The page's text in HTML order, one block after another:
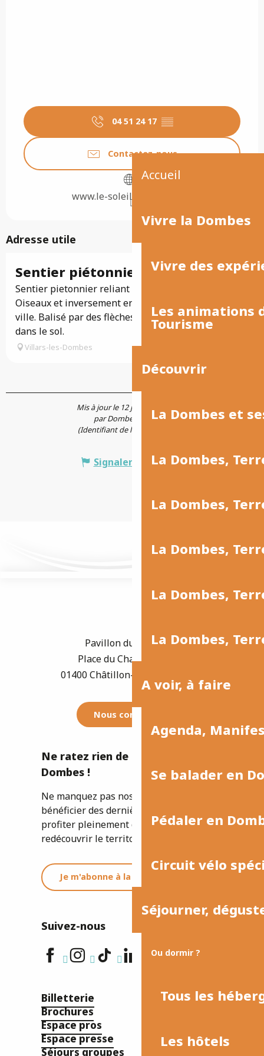
Accueil
Vivre la Dombes
Vivre des
Les animations
Tourisme
Découvrir
La Dombes et
La Dombes,
La Dombes,
La Dombes,
La Dombes,
La Dombes,
A voir, à faire
Agenda,
Se balader en
Pédaler en
Circuit vélo
Séjourner,
Ou dormir ?
Tous les
Les hôtels
04 51 24 17 ▒▒
Contactez-nous
www.le-soleil-restaurant.fr
Adresse utile
Sentier piétonnier Pierre Poivre
Sentier pietonnier reliant la gare SNCF au Parc des
Oiseaux et inversement en passant par le centre
ville. Balisé par des flèches en bronze encastrées
dans le sol.
Villars-les-Dombes
Mis à jour le 12 juin 2026 à 10:38
par Dombes Tourisme
(Identifiant de l'offre :
Signaler une erreur
Pavillon du Tourisme
Place du Champ de Foire
01400 Châtillon-sur-Chalaronne
Nous contacter
Ne ratez rien de l'actualité de la
Dombes !
Ne manquez pas nos newsletters pour
bénéficier des dernières informations et
profiter pleinement de votre séjour ou
redécouvrir le territoire.
Je m'abonne à la newsletter
Suivez-nous
Billetterie
Brochures
Espace pros
Espace presse
Séjours groupes